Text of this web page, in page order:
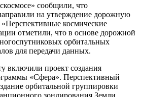
сообщили, что
на утверждение дорожную
«Перспективные космические
отметили, что в основе дорожной
орбитальных
для передачи данных.
включили проект создания
«Сфера». Перспективный
орбитальной группировки
зондирования Земли.